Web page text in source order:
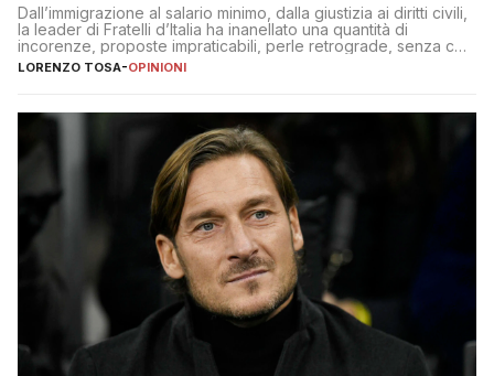
Dall’immigrazione al salario minimo, dalla giustizia ai diritti civili,
la leader di Fratelli d’Italia ha inanellato una quantità di
incorenze, proposte impraticabili, perle retrograde, senza che
nessuno – a destra come a sinistra – glielo abbia fatto notare
LORENZO TOSA-OPINIONI